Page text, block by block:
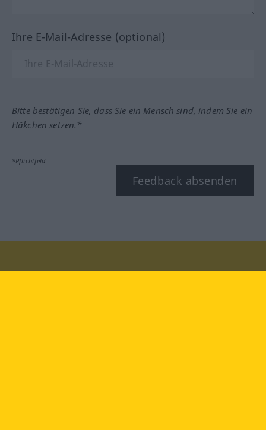
Ihre E-Mail-Adresse (optional)
Bitte bestätigen Sie, dass Sie ein Mensch sind, indem Sie ein
Häkchen setzen.*
*Pflichtfeld
Feedback absenden